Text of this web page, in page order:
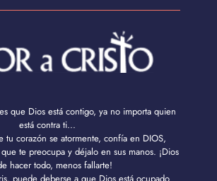
que Dios está contigo, ya no importa quien
está contra ti...
corazón se atormente, confía en DIOS,
te preocupa y déjalo en sus manos. ¡Dios
hacer todo, menos fallarte!